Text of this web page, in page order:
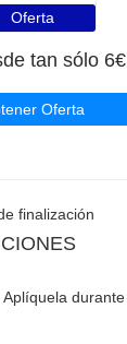
Oferta
tan sólo 6€
Oferta
finalización